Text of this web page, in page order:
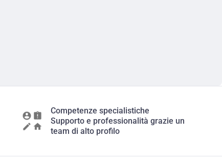
Competenze specialistiche
Supporto e professionalità grazie un
team di alto profilo